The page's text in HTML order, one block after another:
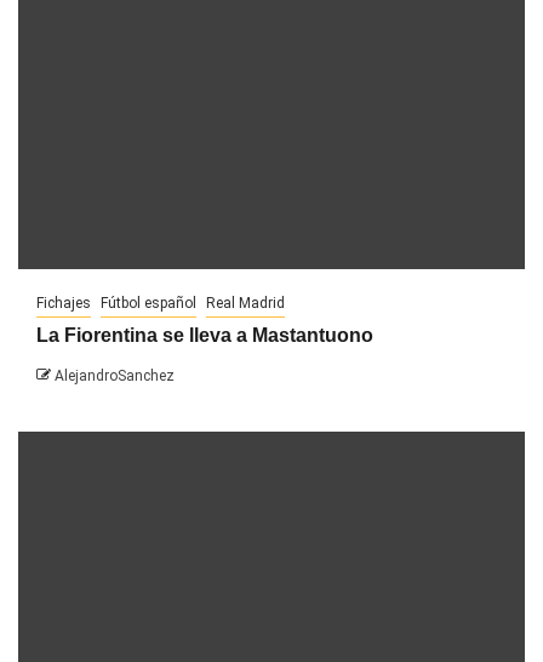
Fichajes Fútbol español Real Madrid
La Fiorentina se lleva a Mastantuono
AlejandroSanchez